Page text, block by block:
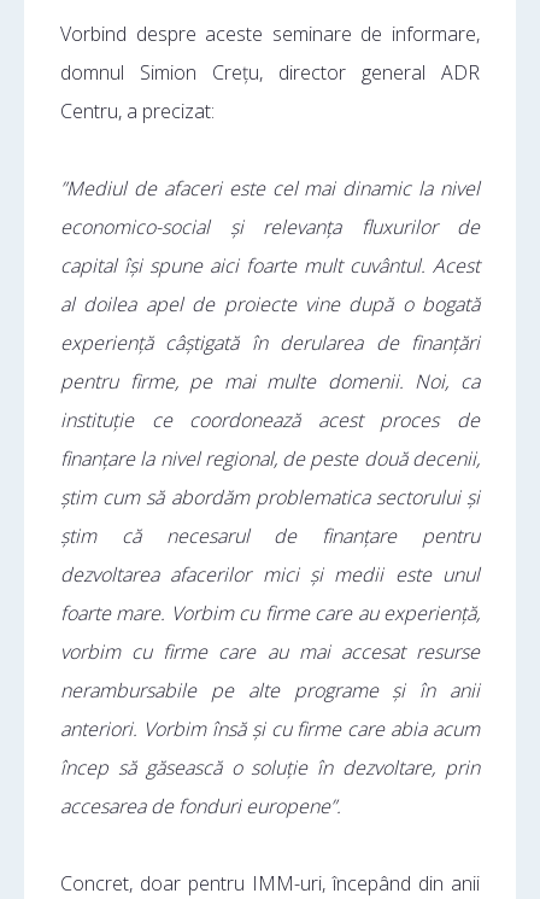
Vorbind despre aceste seminare de informare,
domnul Simion Crețu, director general ADR
Centru, a precizat:
”Mediul de afaceri este cel mai dinamic la nivel
economico-social și relevanța fluxurilor de
capital își spune aici foarte mult cuvântul. Acest
al doilea apel de proiecte vine după o bogată
experiență câștigată în derularea de finanțări
pentru firme, pe mai multe domenii. Noi, ca
instituție ce coordonează acest proces de
finanțare la nivel regional, de peste două decenii,
știm cum să abordăm problematica sectorului și
știm că necesarul de finanțare pentru
dezvoltarea afacerilor mici și medii este unul
foarte mare. Vorbim cu firme care au experiență,
vorbim cu firme care au mai accesat resurse
nerambursabile pe alte programe și în anii
anteriori. Vorbim însă și cu firme care abia acum
încep să găsească o soluție în dezvoltare, prin
accesarea de fonduri europene”.
Concret, doar pentru IMM-uri, începând din anii